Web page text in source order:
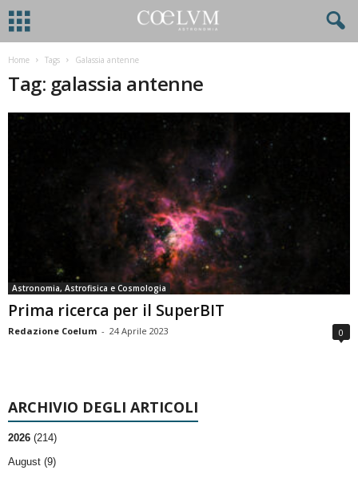
Home Tags Galassia antenne
Tag: galassia antenne
Astronomia, Astrofisica e Cosmologia
Prima ricerca per il SuperBIT
Redazione Coelum - 24 Aprile 2023 0
ARCHIVIO DEGLI ARTICOLI
2026 (214)
August (9)